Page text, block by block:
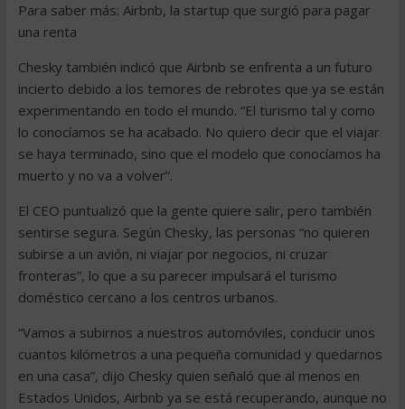
Para saber más: Airbnb, la startup que surgió para pagar
una renta
Chesky también indicó que Airbnb se enfrenta a un futuro
incierto debido a los temores de rebrotes que ya se están
experimentando en todo el mundo. “El turismo tal y como
lo conocíamos se ha acabado. No quiero decir que el viajar
se haya terminado, sino que el modelo que conocíamos ha
muerto y no va a volver”.
El CEO puntualizó que la gente quiere salir, pero también
sentirse segura. Según Chesky, las personas “no quieren
subirse a un avión, ni viajar por negocios, ni cruzar
fronteras”, lo que a su parecer impulsará el turismo
doméstico cercano a los centros urbanos.
“Vamos a subirnos a nuestros automóviles, conducir unos
cuantos kilómetros a una pequeña comunidad y quedarnos
en una casa”, dijo Chesky quien señaló que al menos en
Estados Unidos, Airbnb ya se está recuperando, aunque no